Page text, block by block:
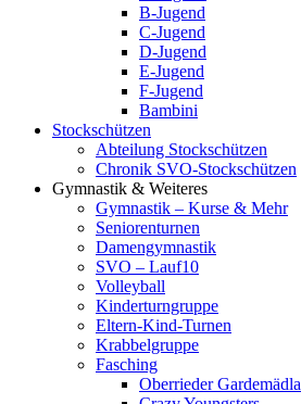
B-Jugend
C-Jugend
D-Jugend
E-Jugend
F-Jugend
Bambini
Stockschützen
Abteilung Stockschützen
Chronik SVO-Stockschützen
Gymnastik & Weiteres
Gymnastik – Kurse & Mehr
Seniorenturnen
Damengymnastik
SVO – Lauf10
Volleyball
Kinderturngruppe
Eltern-Kind-Turnen
Krabbelgruppe
Fasching
Oberrieder Gardemädla